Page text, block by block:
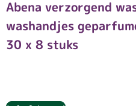
Abena verzorgend
washandjes
30 x 8 stuks